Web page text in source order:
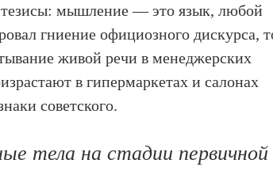
тезисы: мышление — это язык, любой
гниение официозного дискурса,
живой речи в менеджерских
в гипермаркетах и салонах
советского.
тела на стадии первичной